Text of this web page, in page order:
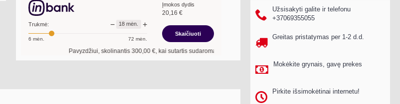
Užsisakyti galite ir telefonu
+37069355055
Greitas pristatymas per 1-2 d.d.
Mokėkite grynais, gavę prekes
Pirkite išsimokėtinai internetu!
Trukmė: − 18 mėn. +
6 mėn. 72 mėn.
Įmokos dydis
20,16 €
Skaičiuoti
Pavyzdžiui, skolinantis300,00€, kai sutartis sudaroma18mėn. terminui, metinė palūkanų norma –